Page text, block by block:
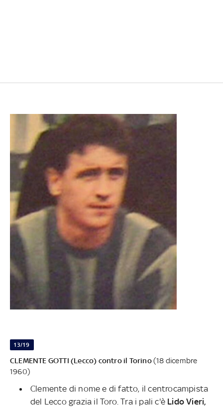
13/19
CLEMENTE GOTTI (Lecco) contro il Torino(18 dicembre
1960)
Clemente di nome e di fatto, il centrocampista
del Lecco grazia il Toro. Tra i pali c'è Lido Vieri,